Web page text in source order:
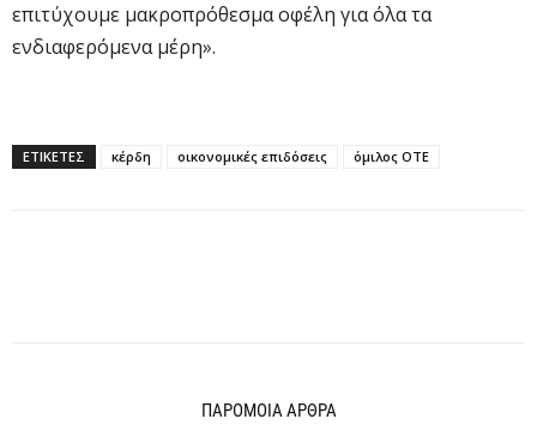
επιτύχουμε μακροπρόθεσμα οφέλη για όλα τα
ενδιαφερόμενα μέρη».
ΕΤΙΚΕΤΕΣ κέρδη οικονομικές επιδόσεις όμιλος ΟΤΕ
ΠΑΡΟΜΟΙΑ ΑΡΘΡΑ